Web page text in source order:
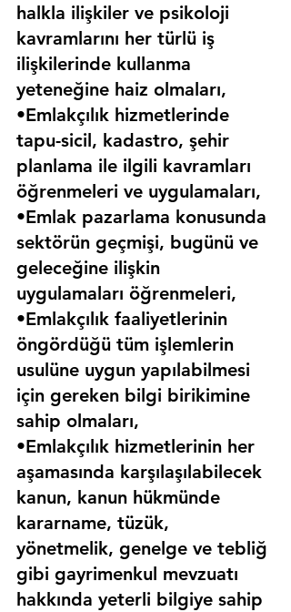
halkla ilişkiler ve psikoloji
kavramlarını her türlü iş
ilişkilerinde kullanma
yeteneğine haiz olmaları,
•Emlakçılık hizmetlerinde
tapu-sicil, kadastro, şehir
planlama ile ilgili kavramları
öğrenmeleri ve uygulamaları,
•Emlak pazarlama konusunda
sektörün geçmişi, bugünü ve
geleceğine ilişkin
uygulamaları öğrenmeleri,
•Emlakçılık faaliyetlerinin
öngördüğü tüm işlemlerin
usulüne uygun yapılabilmesi
için gereken bilgi birikimine
sahip olmaları,
•Emlakçılık hizmetlerinin her
aşamasında karşılaşılabilecek
kanun, kanun hükmünde
kararname, tüzük,
yönetmelik, genelge ve tebliğ
gibi gayrimenkul mevzuatı
hakkında yeterli bilgiye sahip